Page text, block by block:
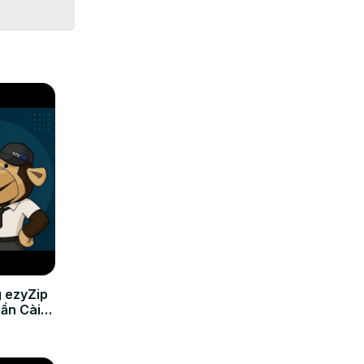
lugar
ezyZip
Cài